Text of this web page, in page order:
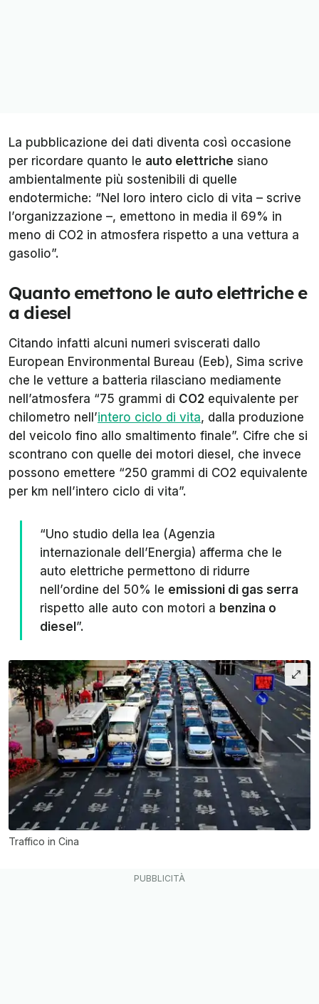
La pubblicazione dei dati diventa così occasione
per ricordare quanto le auto elettriche siano
ambientalmente più sostenibili di quelle
endotermiche: “Nel loro intero ciclo di vita – scrive
l’organizzazione –, emettono in media il 69% in
meno di CO2 in atmosfera rispetto a una vettura a
gasolio”.
Quanto emettono le auto elettriche e
a diesel
Citando infatti alcuni numeri sviscerati dallo
European Environmental Bureau (Eeb), Sima scrive
che le vetture a batteria rilasciano mediamente
nell’atmosfera “75 grammi di CO2 equivalente per
chilometro nell’intero ciclo di vita, dalla produzione
del veicolo fino allo smaltimento finale”. Cifre che si
scontrano con quelle dei motori diesel, che invece
possono emettere “250 grammi di CO2 equivalente
per km nell’intero ciclo di vita”.
“Uno studio della Iea (Agenzia
internazionale dell’Energia) afferma che le
auto elettriche permettono di ridurre
nell’ordine del 50% le emissioni di gas serra
rispetto alle auto con motori a benzina o
diesel ”.
Traffico in Cina